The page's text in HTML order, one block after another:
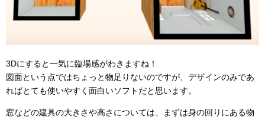
3Dにすると一気に臨場感がわきますね！
図面という点ではちょっと物足りないのですが、デザインのみであ
ればとても使いやすく面白いソフトだと思います。
窓などの建具の大きさや高さについては、まずは身の回りにある物